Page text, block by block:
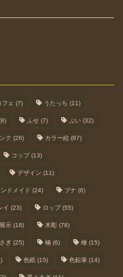
フェ (7) うたっち (11)
ふせ (7) ぷい (32)
ク (26) カラー絵 (87)
コップ(13)
デザイン (11)
ンドメイド (24) ブナ (6)
イ (23) ロップ(55)
展示 (18) 木彫 (78)
ぎ (25) 楠 (6) 檜 (15)
色紙 (15) 色鉛筆 (14)